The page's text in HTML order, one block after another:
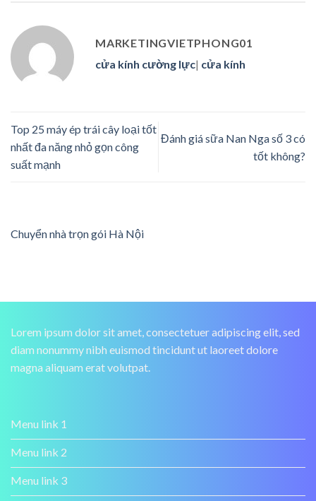
MARKETINGVIETPHONG01
cửa kính cường lực| cửa kính
Top 25 máy ép trái cây loại tốt
nhất đa năng nhỏ gọn công
suất mạnh
Đánh giá sữa Nan Nga số 3 có
tốt không?
Chuyển nhà trọn gói Hà Nội
Lorem ipsum dolor sit amet, consectetuer adipiscing elit, sed
diam nonummy nibh euismod tincidunt ut laoreet dolore
magna aliquam erat volutpat.
Menu link 1
Menu link 2
Menu link 3